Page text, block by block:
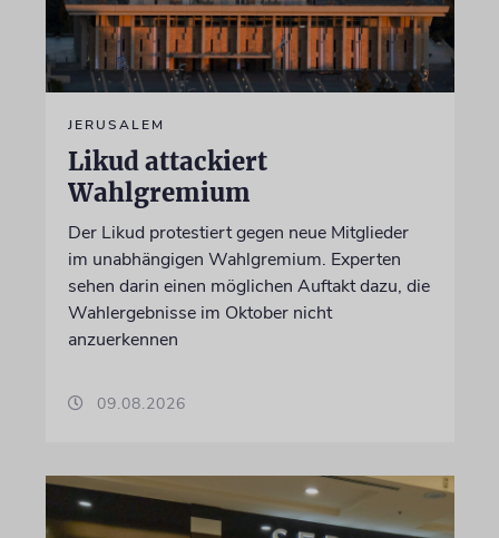
JERUSALEM
Likud attackiert
Wahlgremium
Der Likud protestiert gegen neue Mitglieder
im unabhängigen Wahlgremium. Experten
sehen darin einen möglichen Auftakt dazu, die
Wahlergebnisse im Oktober nicht
anzuerkennen
09.08.2026